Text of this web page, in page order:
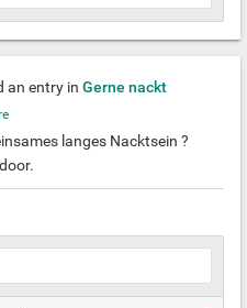
an entry in Gerne nackt
langes Nacktsein ?